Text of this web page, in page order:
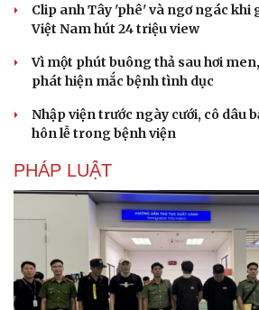
Clip anh Tây 'phê' và ngơ ngác khi
Việt Nam hút 24 triệu view
Vì một phút buông thả sau hơi
phát hiện mắc bệnh tình dục
Nhập viện trước ngày cưới, cô dâu
hôn lễ trong bệnh viện
PHÁP LUẬT